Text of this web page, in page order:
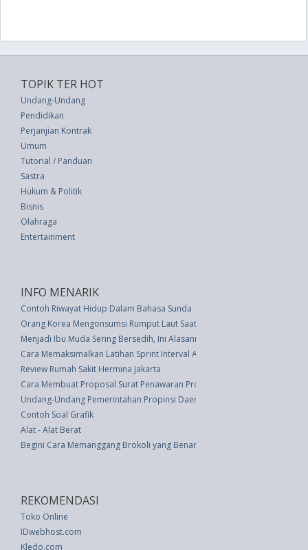
TOPIK TER HOT
Undang-Undang
Pendidikan
Perjanjian Kontrak
Umum
Tutorial / Panduan
Sastra
Hukum & Politik
Bisnis
Olahraga
Entertainment
INFO MENARIK
Contoh Riwayat Hidup Dalam Bahasa Sunda
Orang Korea Mengonsumsi Rumput Laut Saat Ulang Tahun
Menjadi Ibu Muda Sering Bersedih, Ini Alasannya
Cara Memaksimalkan Latihan Sprint Interval Anda
Review Rumah Sakit Hermina Jakarta
Cara Membuat Proposal Surat Penawaran Produk Kosmetik Beserta
Undang-Undang Pemerintahan Propinsi Daerah Khusus Ibukota Negara
Contoh Soal Grafik
Alat - Alat Berat
Begini Cara Memanggang Brokoli yang Benar
REKOMENDASI
Toko Online
IDwebhost.com
Kledo.com